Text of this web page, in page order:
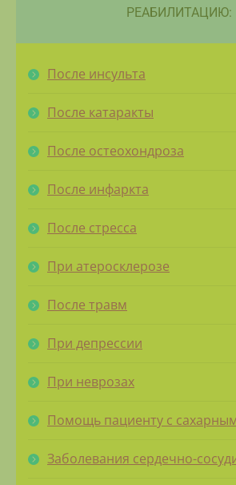
РЕАБИЛИТАЦИЮ:
После инсульта
После катаракты
После остеохондроза
После инфаркта
После стресса
При атеросклерозе
После травм
При депрессии
При неврозах
Помощь пациенту с
Заболевания сердечно-